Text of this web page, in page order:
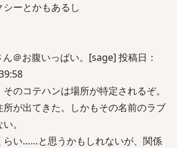
ーとかもあるし
＠お腹いっぱい。[sage] 投稿日：
のコテハンは場所が特定されるぞ。
が出てきた。しかもその名前のラブ
。
らい……と思うかもしれないが、関係